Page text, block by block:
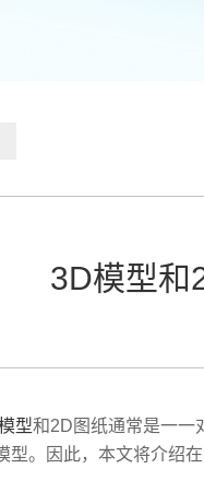
3D模型和
型和2D图纸通常是一一
型。因此，本文将介绍